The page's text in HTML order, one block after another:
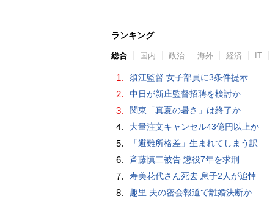
ランキング
総合 国内 政治 海外 経済 IT
1. 須江監督 女子部員に3条件提示
2. 中日が新庄監督招聘を検討か
3. 関東「真夏の暑さ」は終了か
4. 大量注文キャンセル43億円以上か
5. 「避難所格差」生まれてしまう訳
6. 斉藤慎二被告 懲役7年を求刑
7. 寿美花代さん死去 息子2人が追悼
8. 趣里 夫の密会報道で離婚決断か